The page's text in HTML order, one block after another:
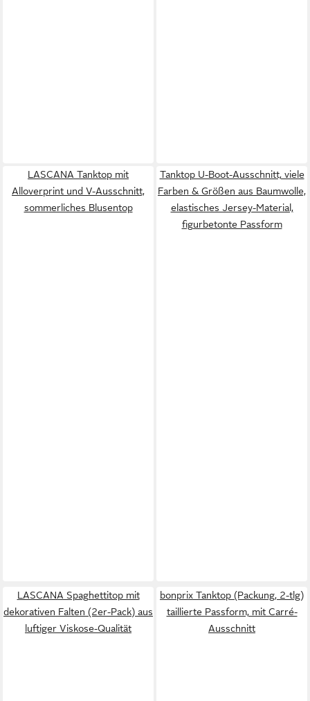
LASCANA Tanktop mit
Alloverprint und V-Ausschnitt,
sommerliches Blusentop
Tanktop U-Boot-Ausschnitt, viele
Farben & Größen aus Baumwolle,
elastisches Jersey-Material,
figurbetonte Passform
LASCANA Spaghettitop mit
dekorativen Falten (2er-Pack) aus
luftiger Viskose-Qualität
bonprix Tanktop (Packung, 2-tlg)
taillierte Passform, mit Carré-
Ausschnitt